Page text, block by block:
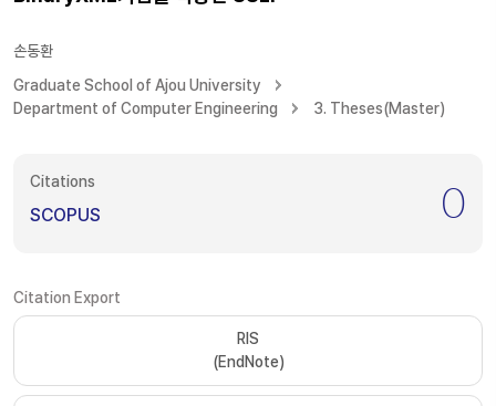
손동환
Graduate School of Ajou University
Department of Computer Engineering
3. Theses(Master)
Citations
SCOPUS 0
Citation Export
RIS
(EndNote)